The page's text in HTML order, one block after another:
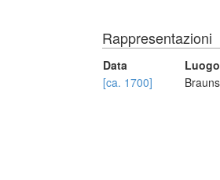
Rappresentazioni
Data
[ca. 1700]